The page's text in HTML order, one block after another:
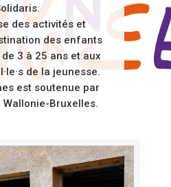
des activités et
des enfants
3 à 25 ans et aux
de la jeunesse.
est soutenue par
Wallonie-Bruxelles.